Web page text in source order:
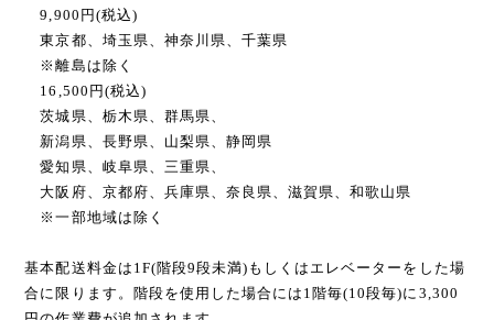
9,900円(税込)
東京都、埼玉県、神奈川県、千葉県
※離島は除く
16,500円(税込)
茨城県、栃木県、群馬県、
新潟県、長野県、山梨県、静岡県
愛知県、岐阜県、三重県、
大阪府、京都府、兵庫県、奈良県、滋賀県、和歌山県
※一部地域は除く
基本配送料金は1F(階段9段未満)もしくはエレベーターをした場
合に限ります。階段を使用した場合には1階毎(10段毎)に3,300